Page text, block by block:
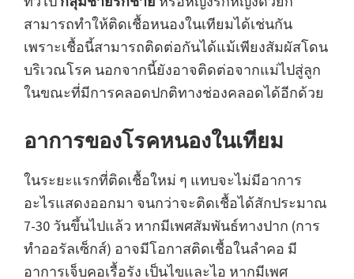
สามารถทำให้ติดเชื้อหนองในเทียมได้เช่นกัน
เพราะเชื้อนี้สามารถติดต่อกันได้แม้เพียงสัมผัสโดน
บริเวณโรค นอกจากนี้ยังอาจติดต่อจากแม่ไปสู่ลูก
ในขณะที่มีการคลอดปกติทางช่องคลอดได้อีกด้วย
อาการของโรคหนองในเทียม
ในระยะแรกที่ติดเชื้อใหม่ ๆ แทบจะไม่มีอาการ
อะไรแสดงออกมา จนกว่าจะติดเชื้อได้สักประมาณ
7-30 วันขึ้นไปแล้ว หากมีเพศสัมพันธ์ทางปาก (การ
ทำออรัลเซ็กส์) อาจมีโอกาสติดเชื้อในลำคอ มี
อาการเจ็บคอเรื้อรัง เป็นไขและไอ หากมีเพศ